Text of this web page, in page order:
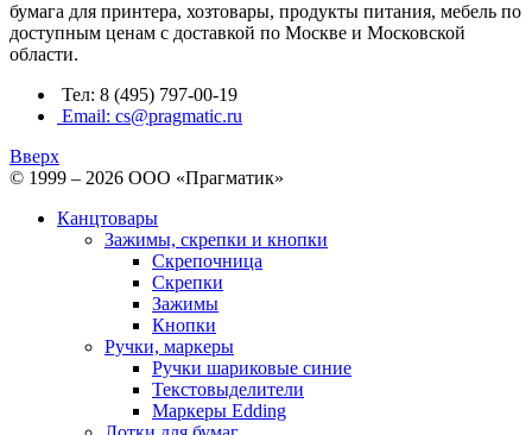
бумага для принтера, хозтовары, продукты питания, мебель по
доступным ценам с доставкой по Москве и Московской
области.
Тел: 8 (495) 797-00-19
Email: cs@pragmatic.ru
Вверх
© 1999 – 2026 ООО «Прагматик»
Канцтовары
Зажимы, скрепки и кнопки
Скрепочница
Скрепки
Зажимы
Кнопки
Ручки, маркеры
Ручки шариковые синие
Текстовыделители
Маркеры Edding